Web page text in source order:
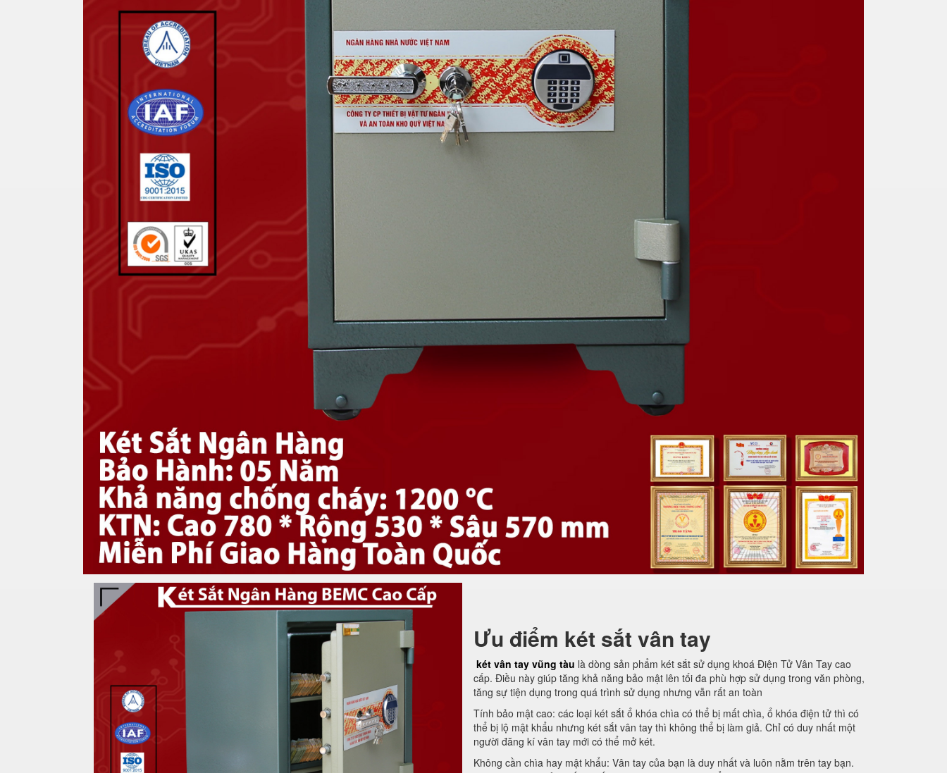
Ưu điểm két sắt vân tay
két vân tay vũng tàu là dòng sản phẩm két sắt sử dụng khoá Điện Tử Vân Tay cao
cấp. Điều này giúp tăng khả năng bảo mật lên tối đa phù hợp sử dụng trong văn phòng,
tăng sự tiện dụng trong quá trình sử dụng nhưng vẫn rất an toàn
Tính bảo mật cao: các loại két sắt ổ khóa chìa có thể bị mất chìa, ổ khóa điện tử thì có
thể bị lộ mật khẩu nhưng két sắt vân tay thì không thể bị làm giả. Chỉ có duy nhất một
người đăng kí vân tay mới có thể mở két.
Không cần chìa hay mật khẩu: Vân tay của bạn là duy nhất và luôn nằm trên tay bạn.